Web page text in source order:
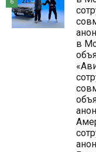
в